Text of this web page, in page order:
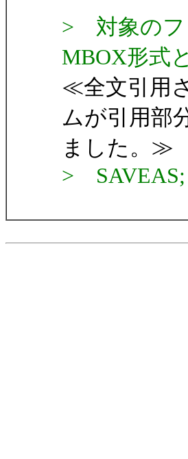
> 対象のフ
MBOX形式
≪全文引用
ムが引用部
ました。≫
> SAVEAS;